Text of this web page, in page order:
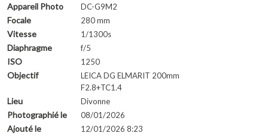
Appareil Photo DC-G9M2
Focale 280 mm
Vitesse 1/1300s
Diaphragme f/5
ISO 1250
Objectif
LEICA DG ELMARIT 200mm
F2.8+TC1.4
Lieu Divonne
Photographié le 08/01/2026
Ajouté le 12/01/2026 8:23